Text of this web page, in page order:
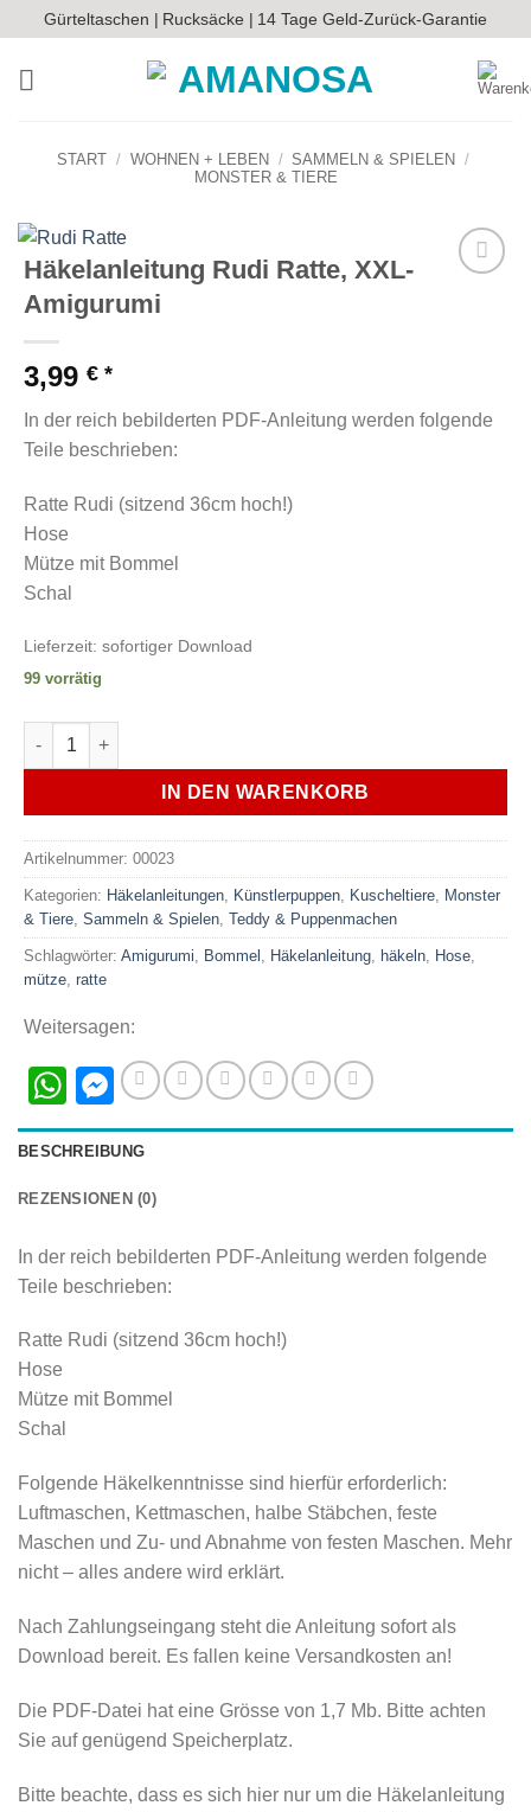
Inhalt
springen
Gürteltaschen | Rucksäcke | 14 Tage Geld-Zurück-Garantie
START / WOHNEN + LEBEN / SAMMELN & SPIELEN
/
MONSTER & TIERE
Häkelanleitung Rudi Ratte, XXL-
Amigurumi
3,99 €
In der reich bebilderten PDF-Anleitung werden folgende
Teile beschrieben:
Ratte Rudi (sitzend 36cm hoch!)
Hose
Mütze mit Bommel
Schal
Lieferzeit: sofortiger Download
99 vorrätig
Häkelanleitung Rudi Ratte, XXL-Amigurumi Menge
IN DEN WARENKORB
Artikelnummer: 00023
Kategorien: Häkelanleitungen Künstlerpuppen Kuscheltiere Monster
& Tiere Sammeln & Spielen Teddy & Puppenmachen
Schlagwörter: Amigurumi Bommel Häkelanleitung häkeln Hose
mütze ratte
Weitersagen:
WhatsApp
Messenger
BESCHREIBUNG
REZENSIONEN (0)
In der reich bebilderten PDF-Anleitung werden folgende
Teile beschrieben:
Ratte Rudi (sitzend 36cm hoch!)
Hose
Mütze mit Bommel
Schal
Folgende Häkelkenntnisse sind hierfür erforderlich:
Luftmaschen, Kettmaschen, halbe Stäbchen, feste
Maschen und Zu- und Abnahme von festen Maschen. Mehr
nicht – alles andere wird erklärt.
Nach Zahlungseingang steht die Anleitung sofort als
Download bereit. Es fallen keine Versandkosten an!
Die PDF-Datei hat eine Grösse von 1,7 Mb. Bitte achten
Sie auf genügend Speicherplatz.
Bitte beachte, dass es sich hier nur um die Häkelanleitung